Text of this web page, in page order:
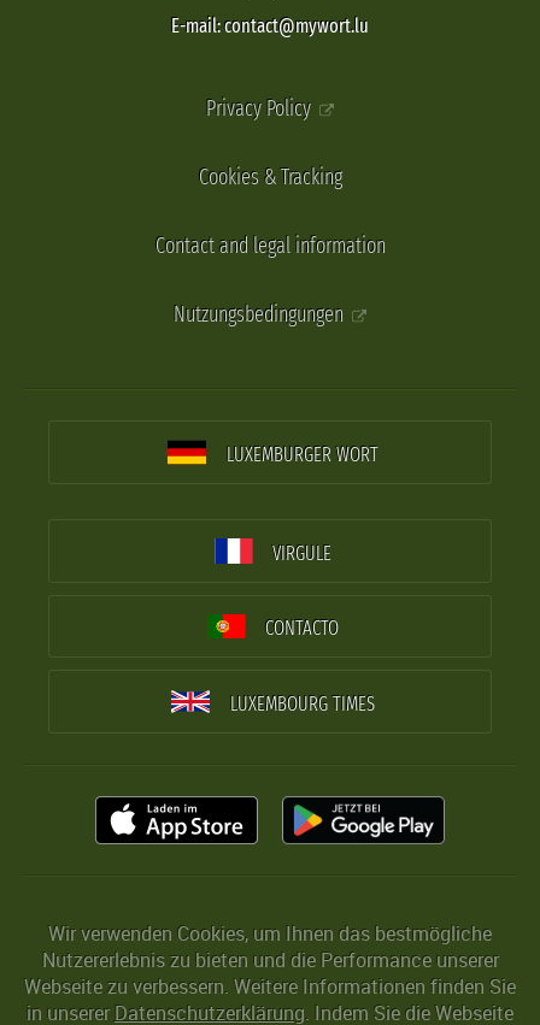
E-mail: contact@mywort.lu
Privacy Policy
Cookies & Tracking
Contact and legal information
Nutzungsbedingungen
LUXEMBURGER WORT
VIRGULE
CONTACTO
LUXEMBOURG TIMES
Wir verwenden Cookies, um Ihnen das bestmögliche
Nutzererlebnis zu bieten und die Performance unserer
Webseite zu verbessern. Weitere Informationen finden Sie
in unserer Datenschutzerklärung. Indem Sie die Webseite